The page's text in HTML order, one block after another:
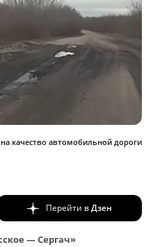
качество автомобильной дороги
Перейти вДзен
— Сергач»